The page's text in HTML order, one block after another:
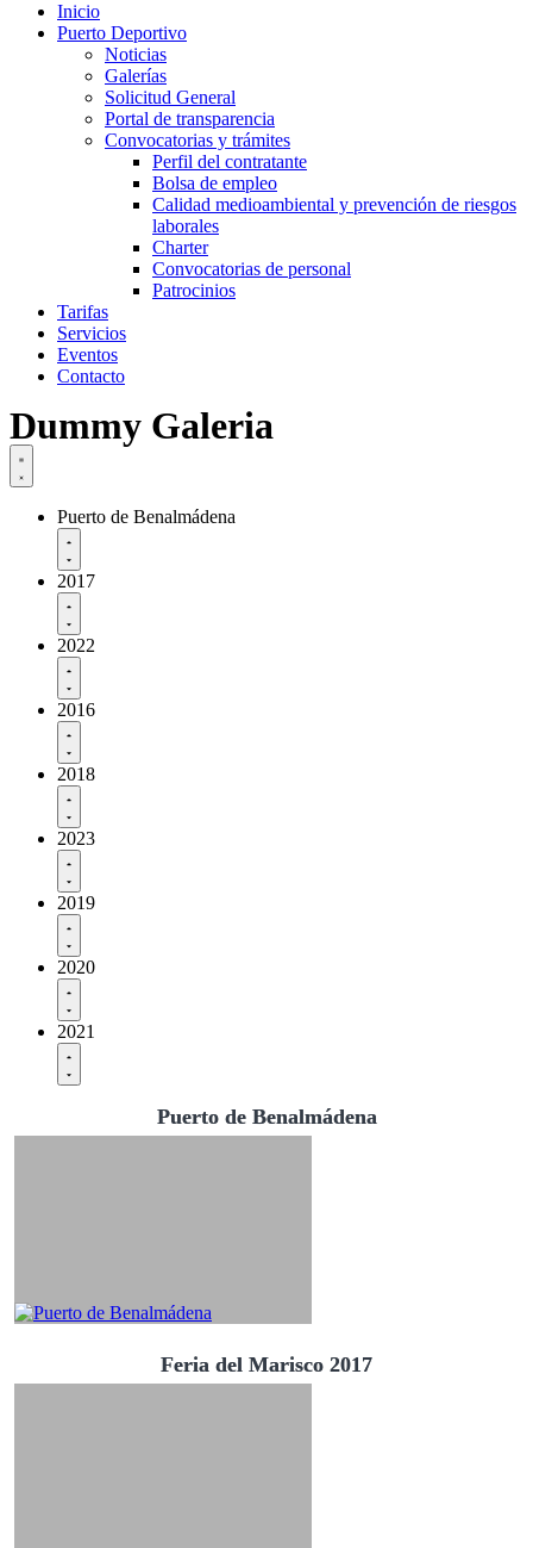
Inicio
Puerto Deportivo
Noticias
Galerías
Solicitud General
Portal de transparencia
Convocatorias y trámites
Perfil del contratante
Bolsa de empleo
Calidad medioambiental y prevención de riesgos
laborales
Charter
Convocatorias de personal
Patrocinios
Tarifas
Servicios
Eventos
Contacto
Dummy Galeria
Puerto de Benalmádena
2017
2022
2016
2018
2023
2019
2020
2021
Puerto de Benalmádena
Feria del Marisco 2017